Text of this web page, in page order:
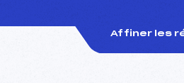
Affiner les